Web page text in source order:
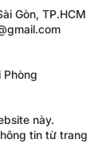
Gòn, TP.HCM
Phòng
này.
tin từ trang